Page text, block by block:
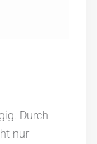
Durch
nur